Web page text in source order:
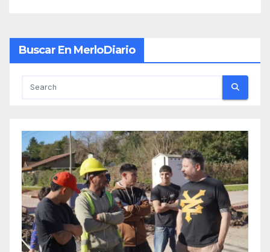
Buscar En MerloDiario